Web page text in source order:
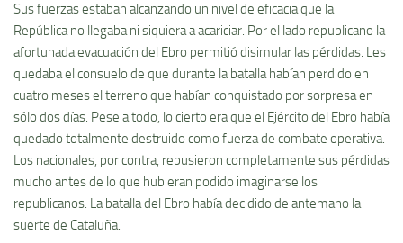
Sus fuerzas estaban alcanzando un nivel de eficacia que la
República no llegaba ni siquiera a acariciar. Por el lado republicano la
afortunada evacuación del Ebro permitió disimular las pérdidas. Les
quedaba el consuelo de que durante la batalla habí­an perdido en
cuatro meses el terreno que habí­an conquistado por sorpresa en
sólo dos dí­as. Pese a todo, lo cierto era que el Ejército del Ebro habí­a
quedado totalmente destruido como fuerza de combate operativa.
Los nacionales, por contra, repusieron completamente sus pérdidas
mucho antes de lo que hubieran podido imaginarse los
republicanos. La batalla del Ebro habí­a decidido de antemano la
suerte de Cataluña.